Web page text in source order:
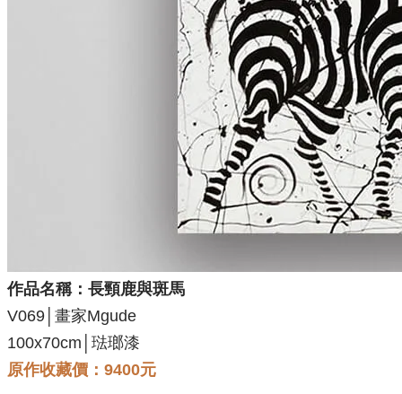
作品名稱：長頸鹿與斑馬
V069 │畫家Mgude
100x70cm│琺瑯漆
原作收藏價：9400元